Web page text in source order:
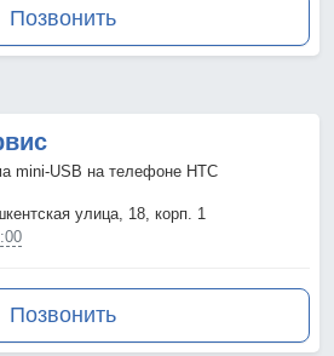
Позвонить
mini-USB на телефоне HTC
улица, 18, корп. 1
Позвонить